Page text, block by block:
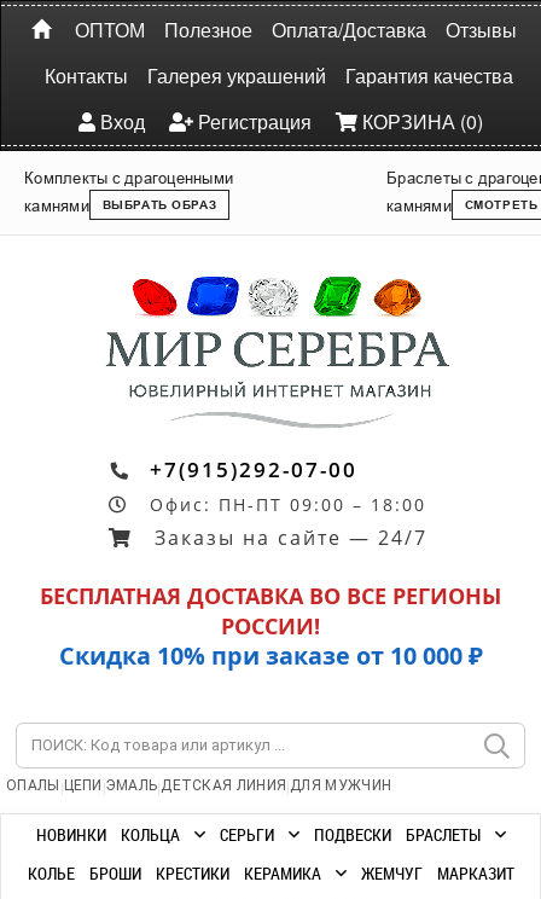
ОПТОМ Полезное Оплата/Доставка
Отзывы
Контакты
Галерея украшений
Гарантия качества
Вход
Регистрация КОРЗИНА (0)
Комплекты с драгоценными
камнями
ВЫБРАТЬ ОБРАЗ
Браслеты с
камнями
СМОТРЕТЬ
+7(915)292-07-00
Офис: ПН-ПТ 09:00 – 18:00
Заказы на сайте — 24/7
БЕСПЛАТНАЯ ДОСТАВКА ВО ВСЕ РЕГИОНЫ
РОССИИ!
Скидка 10% при заказе от 10 000 ₽
ОПАЛЫ | ЦЕПИ |ЭМАЛЬ|ДЕТСКАЯ ЛИНИЯ |ДЛЯ МУЖЧИН
НОВИНКИ КОЛЬЦА СЕРЬГИ ПОДВЕСКИ
БРАСЛЕТЫ
КОЛЬЕ
БРОШИ КРЕСТИКИ КЕРАМИКА ЖЕМЧУГ
МАРКАЗИТ